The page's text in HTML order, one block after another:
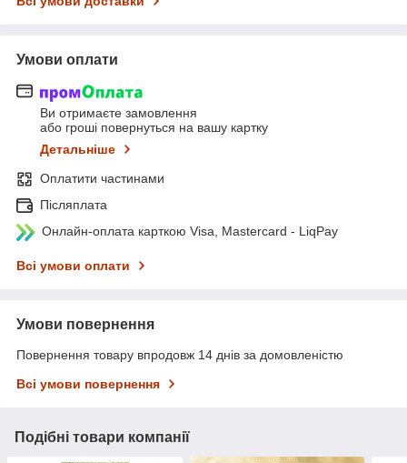
Умови оплати
Ви отримаєте замовлення
або гроші повернуться на вашу картку
Детальніше
Оплатити частинами
Післяплата
Онлайн-оплата карткою Visa, Mastercard - LiqPay
Всі умови оплати
Умови повернення
Повернення товару впродовж 14 днів за домовленістю
Всі умови повернення
Подібні товари компанії